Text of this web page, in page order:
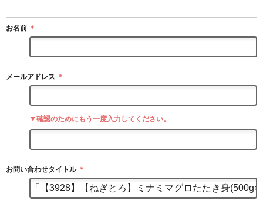
お名前 ＊
メールアドレス ＊
▼確認のためにもう一度入力してください。
お問い合わせタイトル ＊